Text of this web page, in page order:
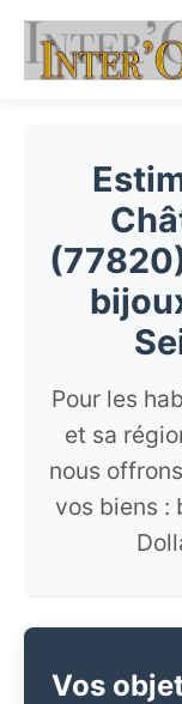
Pour les
et sa
nous
vos biens :
Vos